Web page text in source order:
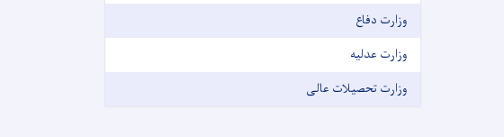
وزارت دفاع
وزارت عدلیه
وزارت تحصیلات عالی